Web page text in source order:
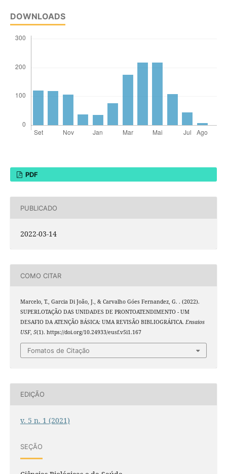
DOWNLOADS
PDF
PUBLICADO
2022-03-14
COMO CITAR
Marcelo, T., Garcia Di João, J., & Carvalho Góes Fernandez, G. . (2022).
SUPERLOTAÇÃO DAS UNIDADES DE PRONTOATENDIMENTO - UM
DESAFIO DA ATENÇÃO BÁSICA: UMA REVISÃO BIBLIOGRÁFICA. Ensaios
USF, 5(1). https://doi.org/10.24933/eusf.v5i1.167
Fomatos de Citação
EDIÇÃO
v. 5 n. 1 (2021)
SEÇÃO